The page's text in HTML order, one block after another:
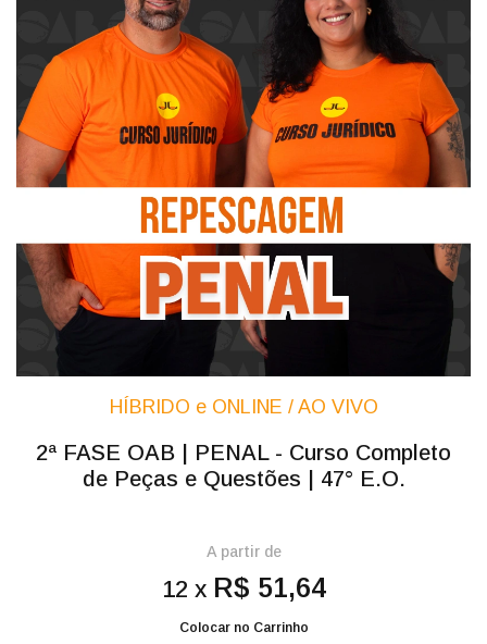
HÍBRIDO e ONLINE / AO VIVO
2ª FASE OAB | PENAL - Curso Completo
de Peças e Questões | 47° E.O.
A partir de
12 x R$ 51,64
Colocar no Carrinho